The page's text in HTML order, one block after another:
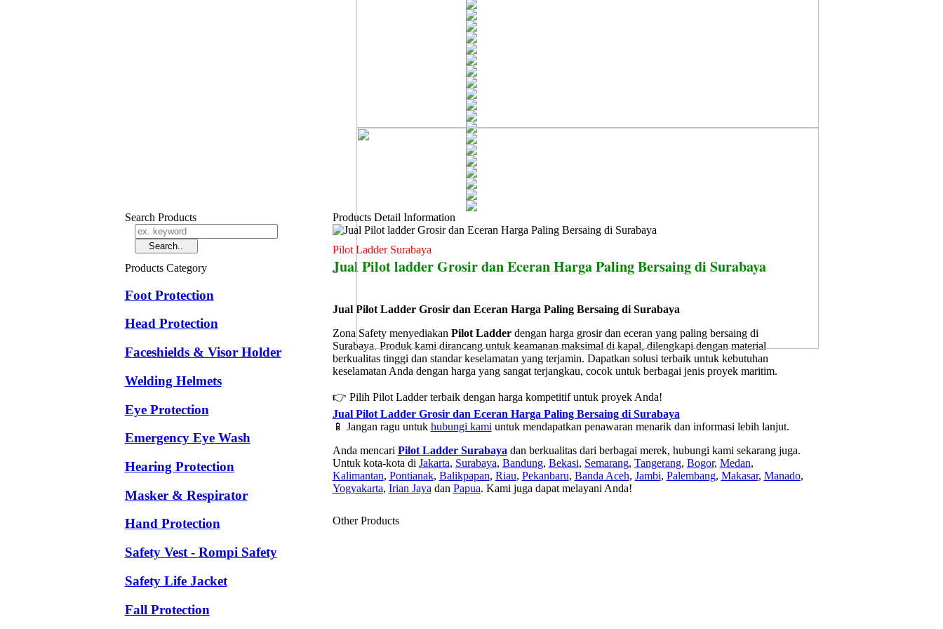
Search Products
Products Category
Foot Protection
Head Protection
Faceshields & Visor Holder
Welding Helmets
Eye Protection
Emergency Eye Wash
Hearing Protection
Masker & Respirator
Hand Protection
Safety Vest - Rompi Safety
Safety Life Jacket
Fall Protection
Products Detail Information
Pilot Ladder Surabaya
Jual Pilot ladder Grosir dan Eceran Harga Paling Bersaing di Surabaya
Jual Pilot Ladder Grosir dan Eceran Harga Paling Bersaing di Surabaya
Zona Safety menyediakan Pilot Ladderdengan harga grosir dan eceran yang paling bersaing di
Surabaya. Produk kami dirancang untuk keamanan maksimal di kapal, dilengkapi dengan material
berkualitas tinggi dan standar keselamatan yang terjamin. Dapatkan solusi terbaik untuk kebutuhan
keselamatan Anda dengan harga yang sangat terjangkau, cocok untuk berbagai jenis proyek maritim.
👉 Pilih Pilot Ladder terbaik dengan harga kompetitif untuk proyek Anda!
Jual Pilot Ladder Grosir dan Eceran Harga Paling Bersaing di Surabaya
📱 Jangan ragu untuk hubungi kami untuk mendapatkan penawaran menarik dan informasi lebih lanjut.
Anda mencari Pilot Ladder Surabaya dan berkualitas dari berbagai merek, hubungi kami sekarang juga.
Untuk kota-kota di Jakarta, Surabaya, Bandung, Bekasi, Semarang, Tangerang, Bogor, Medan,
Kalimantan, Pontianak, Balikpapan, Riau, Pekanbaru, Banda Aceh, Jambi, Palembang, Makasar, Manado,
Yogyakarta, Irian Jaya dan Papua. Kami juga dapat melayani Anda!
Other Products